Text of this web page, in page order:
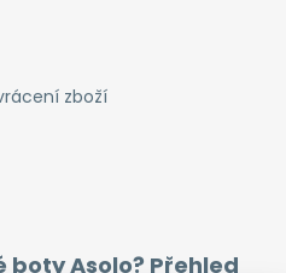
zboží
Asolo? Přehled